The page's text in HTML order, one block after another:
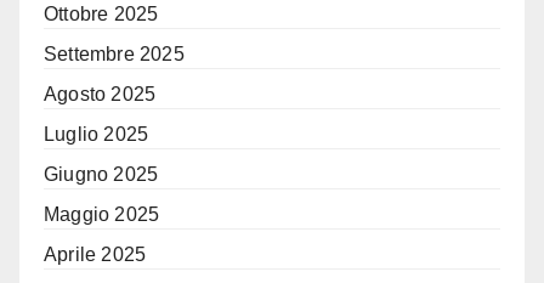
Ottobre 2025
Settembre 2025
Agosto 2025
Luglio 2025
Giugno 2025
Maggio 2025
Aprile 2025